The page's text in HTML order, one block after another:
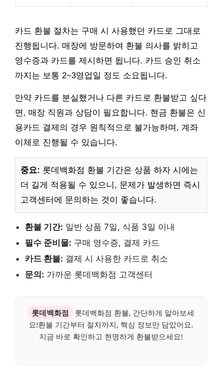
카드 환불 절차는 구매 시 사용했던 카드로 그대로
진행됩니다. 매장에 방문하여 환불 의사를 밝히고
영수증과 카드를 제시하면 됩니다. 카드 승인 취소
까지는 보통 2~3영업일 정도 소요됩니다.
만약 카드를 분실했거나 다른 카드로 환불받고 싶다
면, 매장 직원과 상담이 필요합니다. 현금 환불은 신
용카드 결제의 경우 원칙적으로 불가능하며, 계좌
이체로 진행될 수 있습니다.
중요: 롯데백화점 환불 기간은 상품 하자 시에는
더 길게 적용될 수 있으니, 문제가 발생하면 즉시
고객센터에 문의하는 것이 좋습니다.
환불 기간: 일반 상품 7일, 식품 3일 이내
필수 준비물: 구매 영수증, 결제 카드
카드 환불: 결제 시 사용한 카드로 취소
문의: 가까운 롯데백화점 고객센터
롯데백화점
롯데백화점 환불, 간단하게 알아보세
요!환불 기간부터 절차까지, 핵심 정보만 담았어요.
지금 바로 확인하고 현명하게 환불받으세요!